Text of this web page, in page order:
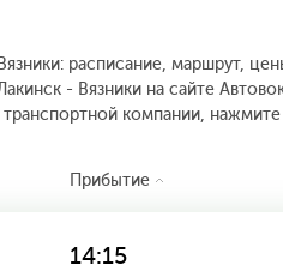
расписание, маршрут,
- Вязники на сайте
транспортной компании,
Прибытие
14:15